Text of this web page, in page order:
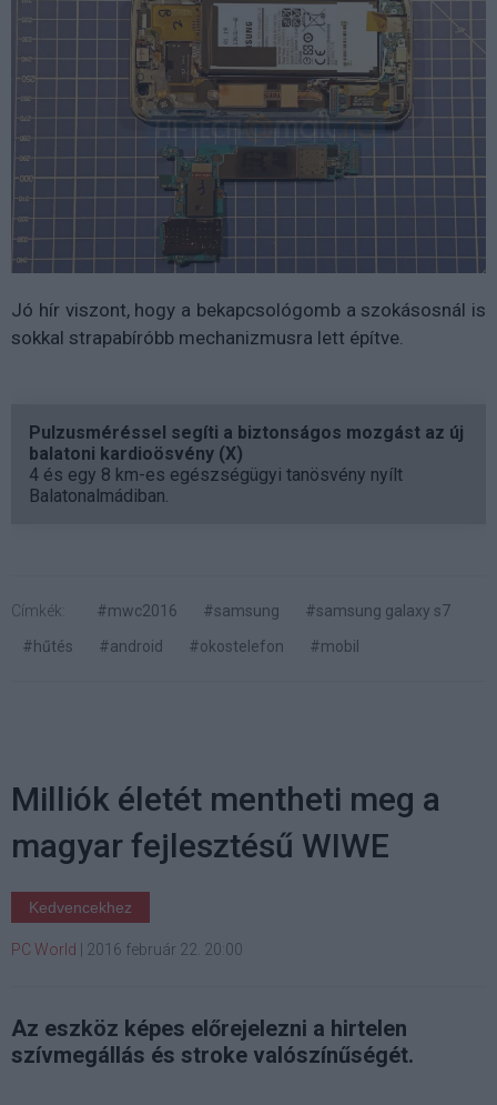
Jó hír viszont, hogy a bekapcsológomb a szokásosnál is
sokkal strapabíróbb mechanizmusra lett építve.
Pulzusméréssel segíti a biztonságos mozgást az új
balatoni kardioösvény (X)
4 és egy 8 km-es egészségügyi tanösvény nyílt
Balatonalmádiban.
Címkék: #mwc2016 #samsung
#samsung galaxy s7
#hűtés
#android #okostelefon #mobil
Milliók életét mentheti meg a
magyar fejlesztésű WIWE
Kedvencekhez
PC World 2016 február 22. 20:00
Az eszköz képes előrejelezni a hirtelen
szívmegállás és stroke valószínűségét.